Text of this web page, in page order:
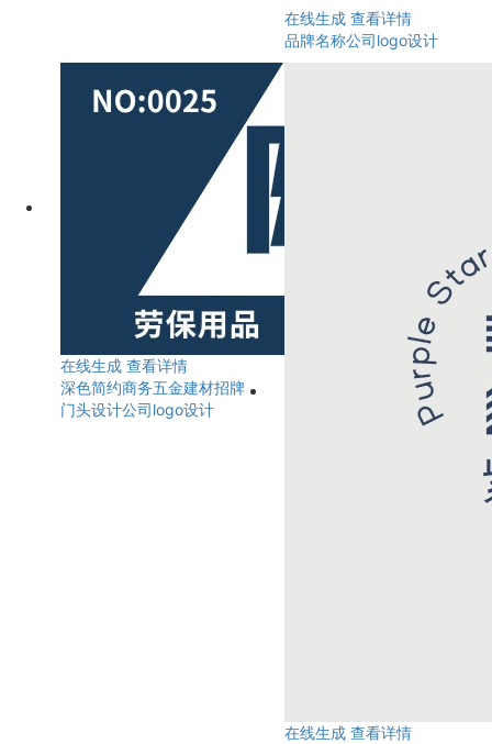
在线生成 查看详情
品牌名称公司logo设计
在线生成 查看详情
深色简约商务五金建材招牌
门头设计公司logo设计
在线生成 查看详情